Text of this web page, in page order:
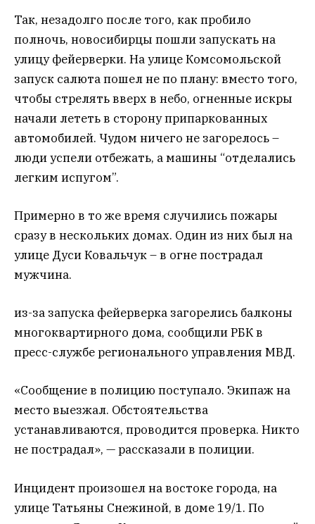
Так, незадолго после того, как пробило
полночь, новосибирцы пошли запускать на
улицу фейерверки. На улице Комсомольской
запуск салюта пошел не по плану: вместо того,
чтобы стрелять вверх в небо, огненные искры
начали лететь в сторону припаркованных
автомобилей. Чудом ничего не загорелось –
люди успели отбежать, а машины “отделались
легким испугом”.
Примерно в то же время случились пожары
сразу в нескольких домах. Один из них был на
улице Дуси Ковальчук – в огне пострадал
мужчина.
из-за запуска фейерверка загорелись балконы
многоквартирного дома, сообщили РБК в
пресс-службе регионального управления МВД.
«Сообщение в полицию поступало. Экипаж на
место выезжал. Обстоятельства
устанавливаются, проводится проверка. Никто
не пострадал», — рассказали в полиции.
Инцидент произошел на востоке города, на
улице Татьяны Снежиной, в доме 19/1. По